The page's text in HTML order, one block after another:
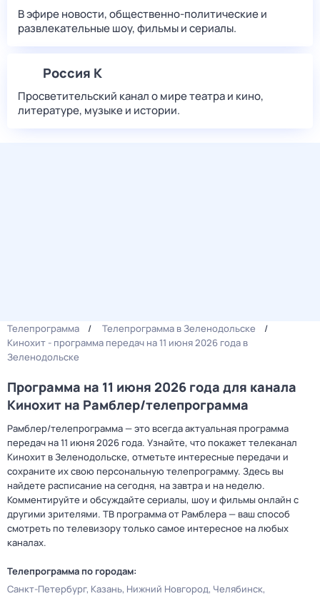
В эфире новости, общественно-политические и
развлекательные шоу, фильмы и сериалы.
Россия К
Просветительский канал о мире театра и кино,
литературе, музыке и истории.
Телепрограмма
Телепрограмма в Зеленодольске
Кинохит - программа передач на 11 июня 2026 года в
Зеленодольске
Программа на 11 июня 2026 года для канала
Кинохит на Рамблер/телепрограмма
Рамблер/телепрограмма — это всегда актуальная программа
передач на 11 июня 2026 года. Узнайте, что покажет телеканал
Кинохит в Зеленодольске, отметьте интересные передачи и
сохраните их свою персональную телепрограмму. Здесь вы
найдете расписание на сегодня, на завтра и на неделю.
Комментируйте и обсуждайте сериалы, шоу и фильмы онлайн с
другими зрителями. ТВ программа от Рамблера — ваш способ
смотреть по телевизору только самое интересное на любых
каналах.
Телепрограмма по городам:
Санкт-Петербург Казань Нижний Новгород Челябинск